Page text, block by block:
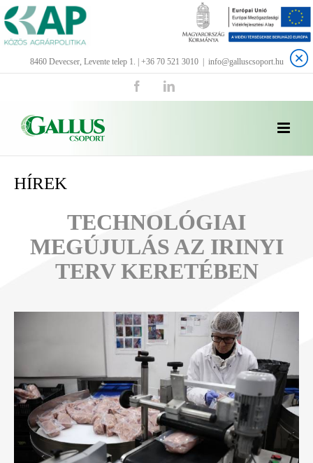
Kihagyás
8460 Devecser, Levente telep 1. | +36 70 521 3010 info@galluscsoport.hu
FacebookLinkedIn
HÍREK
TECHNOLÓGIAI
MEGÚJULÁS AZ IRINYI
TERV KERETÉBEN